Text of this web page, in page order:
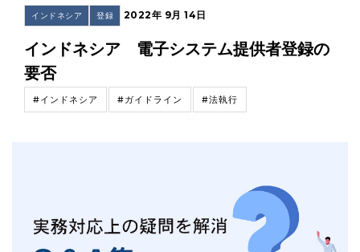
インドネシア 登録 2022年 9月 14日
インドネシア 電子システム提供者登録の
要否
#インドネシア #ガイドライン #法執行